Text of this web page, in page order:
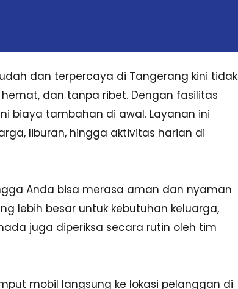
dan terpercaya di Tangerang kini tidak
dan tanpa ribet. Dengan fasilitas
biaya tambahan di awal. Layanan ini
liburan, hingga aktivitas harian di
Anda bisa merasa aman dan nyaman
lebih besar untuk kebutuhan keluarga,
juga diperiksa secara rutin oleh tim
mobil langsung ke lokasi pelanggan di